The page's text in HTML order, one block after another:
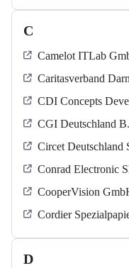
C
Camelot ITLab
Caritasverband
CDI Concepts
CGI Deutschland
Circet Deutschland
Conrad Electronic
CooperVision
Cordier
D